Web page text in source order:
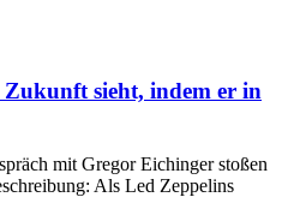
sieht, indem er in
mit Gregor Eichinger stoßen
Als Led Zeppelins